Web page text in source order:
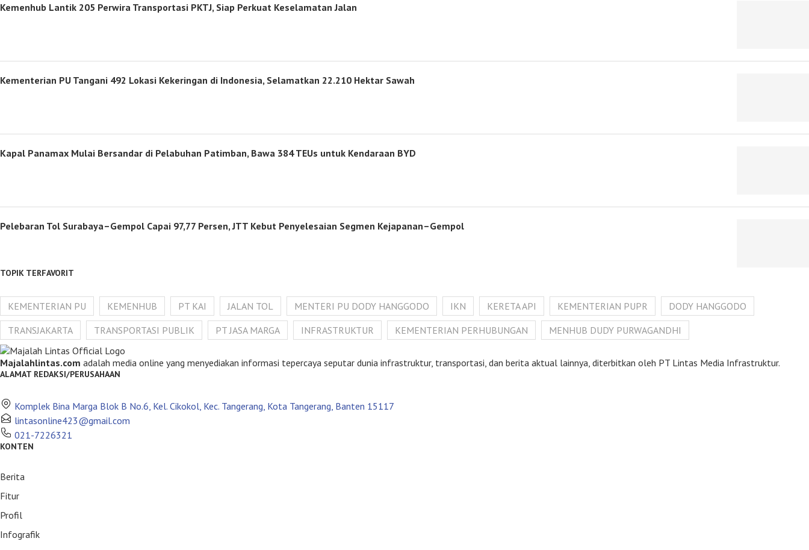
Kemenhub Lantik 205 Perwira Transportasi PKTJ, Siap Perkuat Keselamatan Jalan
Kementerian PU Tangani 492 Lokasi Kekeringan di Indonesia, Selamatkan 22.210 Hektar Sawah
Kapal Panamax Mulai Bersandar di Pelabuhan Patimban, Bawa 384 TEUs untuk Kendaraan BYD
Pelebaran Tol Surabaya–Gempol Capai 97,77 Persen, JTT Kebut Penyelesaian Segmen Kejapanan–Gempol
TOPIK TERFAVORIT
KEMENTERIAN PU KEMENHUB PT KAI JALAN TOL MENTERI PU DODY HANGGODO IKN KERETA API KEMENTERIAN PUPR
DODY HANGGODO
TRANSJAKARTA
TRANSPORTASI PUBLIK PT JASA MARGA INFRASTRUKTUR KEMENTERIAN PERHUBUNGAN MENHUB DUDY PURWAGANDHI
Majalahlintas.com adalah media online yang menyediakan informasi tepercaya seputar dunia infrastruktur, transportasi, dan berita aktual lainnya, diterbitkan oleh PT Lintas Media Infrastruktur.
ALAMAT REDAKSI/PERUSAHAAN
Komplek Bina Marga Blok B No.6, Kel. Cikokol, Kec. Tangerang, Kota Tangerang, Banten 15117
lintasonline423@gmail.com
021-7226321
KONTEN
Berita
Fitur
Profil
Infografik